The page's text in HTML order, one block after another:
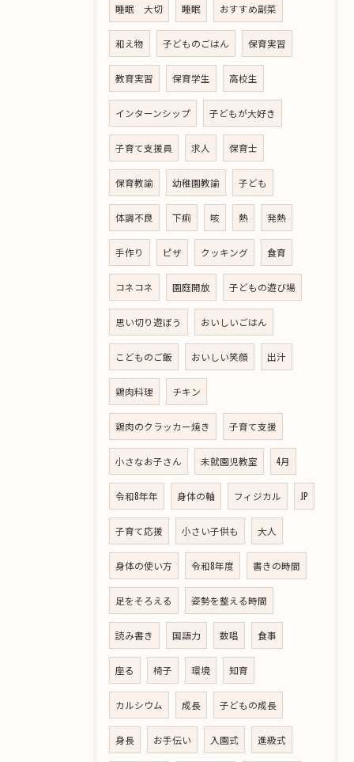
睡眠 大切 睡眠 おすすめ副菜
和え物 子どものごはん 保育実習
教育実習 保育学生 高校生
インターンシップ 子どもが大好き
子育て支援員 求人 保育士
保育教諭 幼稚園教諭 子ども
体調不良 下痢 咳 熱 発熱
手作り ピザ クッキング 食育
コネコネ 園庭開放 子どもの遊び場
思い切り遊ぼう おいしいごはん
こどものご飯 おいしい笑顔 出汁
鶏肉料理 チキン
鶏肉のクラッカー焼き 子育て支援
小さなお子さん 未就園児教室 4月
令和8年年 身体の軸 フィジカル JP
子育て応援 小さい子供も 大人
身体の使い方 令和8年度 書きの時間
足をそろえる 姿勢を整える時間
読み書き 国語力 数唱 食事
座る 椅子 環境 知育
カルシウム 成長 子どもの成長
身長 お手伝い 入園式 進級式